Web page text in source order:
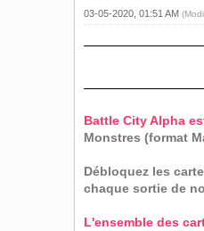
03-05-2020, 01:51 AM
Battle City Alpha
Monstres (format
Débloquez les
chaque sortie de
L'ensemble des